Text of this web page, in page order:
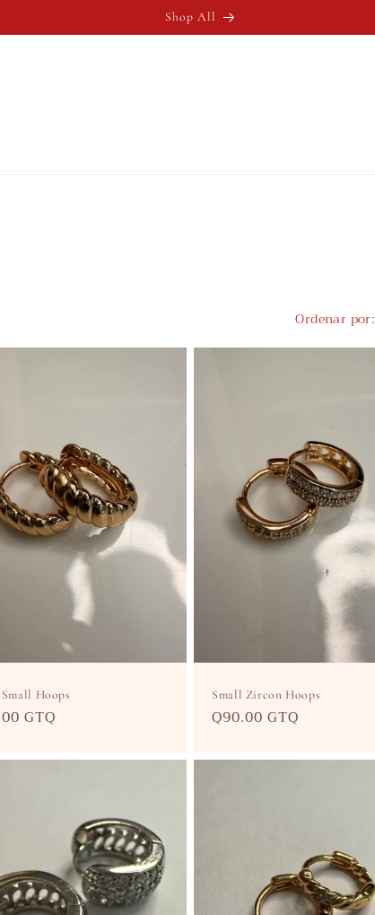
Shop All
Ordenar por:
Hoops
GTQ
Small Zircon Hoops
Precio
Q90.00 GTQ